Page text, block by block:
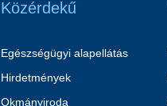
Közérdekű
Egészségügyi alapellátás
Hirdetmények
Okmányiroda